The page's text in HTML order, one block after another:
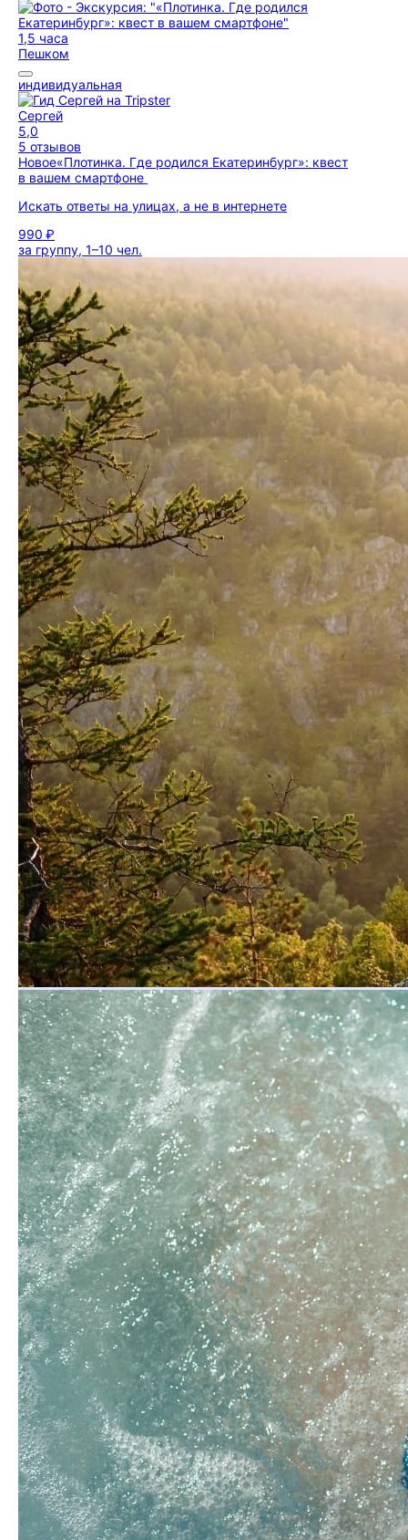
1,5 часа
Пешком
индивидуальная
Сергей
5,0
5 отзывов
Новое«Плотинка. Где родился Екатеринбург»: квест
в вашем смартфоне
Искать ответы на улицах, а не в интернете
990 ₽
за группу, 1–10 чел.